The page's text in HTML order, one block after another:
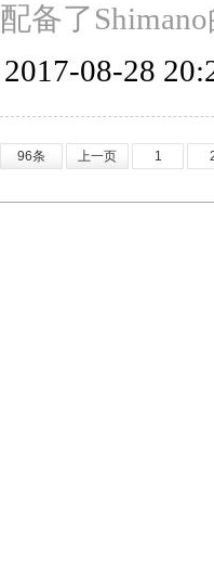
配备了
2017-08-28
96条 上一页 1